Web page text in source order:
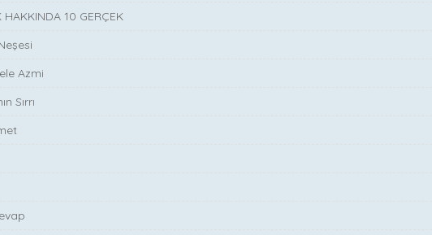
HAKKINDA 10 GERÇEK
Azmi
Sırrı